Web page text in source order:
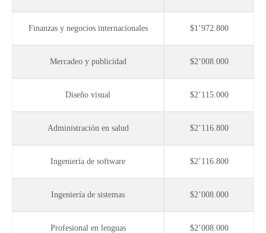
Finanzas y negocios internacionales $1’972.800
Mercadeo y publicidad $2’008.000
Diseño visual $2’115.000
Administración en salud $2’116.800
Ingeniería de software $2’116.800
Ingeniería de sistemas $2’008.000
Profesional en lenguas $2’008.000